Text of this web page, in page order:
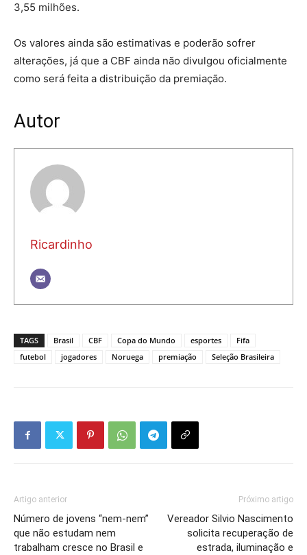
3,55 milhões.
Os valores ainda são estimativas e poderão sofrer
alterações, já que a CBF ainda não divulgou oficialmente
como será feita a distribuição da premiação.
Autor
Ricardinho
TAGS Brasil CBF Copa do Mundo esportes
Fifa
futebol
jogadores Noruega premiação Seleção Brasileira
Artigo anterior
Número de jovens “nem-nem”
que não estudam nem
trabalham cresce no Brasil e
Próximo artigo
Vereador Silvio Nascimento
solicita recuperação de
estrada, iluminação e